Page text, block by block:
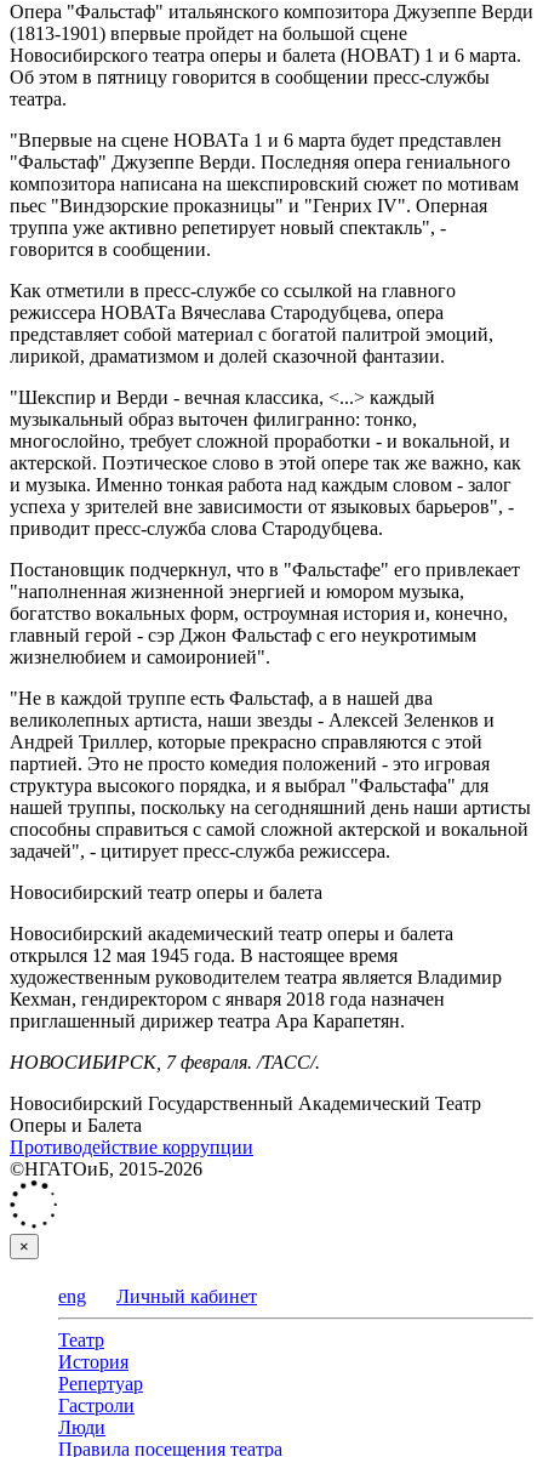
Опера "Фальстаф" итальянского композитора Джузеппе Верди
(1813-1901) впервые пройдет на большой сцене
Новосибирского театра оперы и балета (НОВАТ) 1 и 6 марта.
Об этом в пятницу говорится в сообщении пресс-службы
театра.
"Впервые на сцене НОВАТа 1 и 6 марта будет представлен
"Фальстаф" Джузеппе Верди. Последняя опера гениального
композитора написана на шекспировский сюжет по мотивам
пьес "Виндзорские проказницы" и "Генрих IV". Оперная
труппа уже активно репетирует новый спектакль", -
говорится в сообщении.
Как отметили в пресс-службе со ссылкой на главного
режиссера НОВАТа Вячеслава Стародубцева, опера
представляет собой материал с богатой палитрой эмоций,
лирикой, драматизмом и долей сказочной фантазии.
"Шекспир и Верди - вечная классика, <...> каждый
музыкальный образ выточен филигранно: тонко,
многослойно, требует сложной проработки - и вокальной, и
актерской. Поэтическое слово в этой опере так же важно, как
и музыка. Именно тонкая работа над каждым словом - залог
успеха у зрителей вне зависимости от языковых барьеров", -
приводит пресс-служба слова Стародубцева.
Постановщик подчеркнул, что в "Фальстафе" его привлекает
"наполненная жизненной энергией и юмором музыка,
богатство вокальных форм, остроумная история и, конечно,
главный герой - сэр Джон Фальстаф с его неукротимым
жизнелюбием и самоиронией".
"Не в каждой труппе есть Фальстаф, а в нашей два
великолепных артиста, наши звезды - Алексей Зеленков и
Андрей Триллер, которые прекрасно справляются с этой
партией. Это не просто комедия положений - это игровая
структура высокого порядка, и я выбрал "Фальстафа" для
нашей труппы, поскольку на сегодняшний день наши артисты
способны справиться с самой сложной актерской и вокальной
задачей", - цитирует пресс-служба режиссера.
Новосибирский театр оперы и балета
Новосибирский академический театр оперы и балета
открылся 12 мая 1945 года. В настоящее время
художественным руководителем театра является Владимир
Кехман, гендиректором с января 2018 года назначен
приглашенный дирижер театра Ара Карапетян.
НОВОСИБИРСК, 7 февраля. /ТАСС/.
Новосибирский Государственный Академический Театр
Оперы и Балета
Противодействие коррупции
©НГАТОиБ, 2015-2026
×
eng Личный кабинет
Театр
История
Репертуар
Гастроли
Люди
Правила посещения театра